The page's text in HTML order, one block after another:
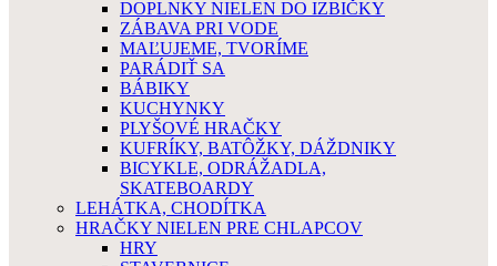
DOPLNKY NIELEN DO IZBIČKY
ZÁBAVA PRI VODE
MAĽUJEME, TVORÍME
PARÁDIŤ SA
BÁBIKY
KUCHYNKY
PLYŠOVÉ HRAČKY
KUFRÍKY, BATÔŽKY, DÁŽDNIKY
BICYKLE, ODRÁŽADLA,
SKATEBOARDY
LEHÁTKA, CHODÍTKA
HRAČKY NIELEN PRE CHLAPCOV
HRY